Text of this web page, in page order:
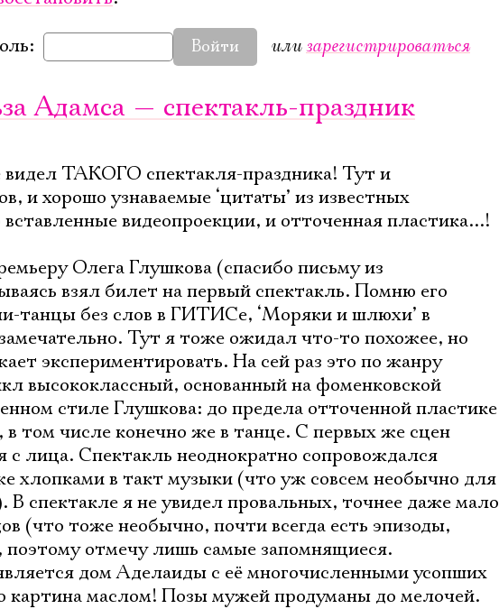
Войти илизарегистрироваться
Адамса — спектакль-праздник
видел ТАКОГО спектакля-праздника! Тут и
и хорошо узнаваемые ‘цитаты’ из известных
видеопроекции, и отточенная пластика...!
Олега Глушкова (спасибо письму из
взял билет на первый спектакль. Помню его
танцы без слов в ГИТИСе, ‘Моряки и шлюхи’ в
Тут я тоже ожидал что-то похожее, но
экспериментировать. На сей раз это по жанру
высококлассный, основанный на фоменковской
стиле Глушкова: до предела отточенной пластике
в том числе конечно же в танце. С первых же сцен
с лица. Спектакль неоднократно сопровождался
хлопками в такт музыки (что уж совсем необычно для
В спектакле я не увидел провальных, точнее даже мало
(что тоже необычно, почти всегда есть эпизоды,
поэтому отмечу лишь самые запомнящиеся.
дом Аделаиды с её многочисленными усопших
картина маслом! Позы мужей продуманы до мелочей.